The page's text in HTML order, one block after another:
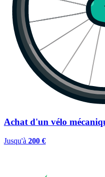
Achat d'un vélo
Jusqu'à 200 €